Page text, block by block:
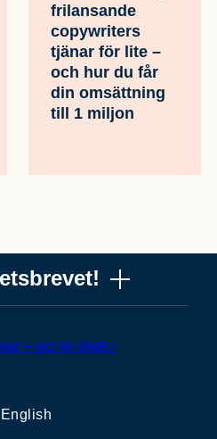
frilansande
copywriters
tjänar för lite –
och hur du får
din omsättning
till 1 miljon
som skriver det, och när
och tankar som gör dig
10 000 får det redan.
English